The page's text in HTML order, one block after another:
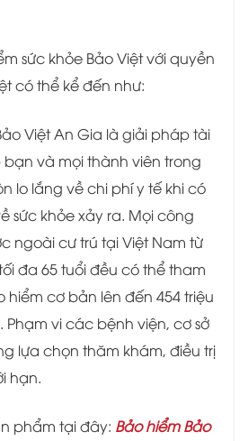
sức khỏe Bảo Việt với quyền
có thể kể đến như:
Việt An Gia là giải pháp tài
và mọi thành viên trong
lo lắng về chi phí y tế khi có
sức khỏe xảy ra. Mọi công
ngoài cư trú tại Việt Nam từ
đa 65 tuổi đều có thể tham
hiểm cơ bản lên đến 454 triệu
vi các bệnh viện, cơ sở
lựa chọn thăm khám, điều trị
hạn.
phẩm tại đây: Bảo hiểm Bảo